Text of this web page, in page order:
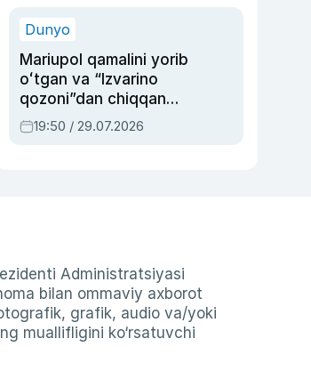
Dunyo
Mariupol qamalini yorib
oʻtgan va “Izvarino
qozoni”dan chiqqan
qahramon — Ukraina
armiyasi bosh
19:50 / 29.07.2026
Administratsiyasi
bilan ommaviy axborot
grafik, audio va/yoki
muallifligini ko‘rsatuvchi